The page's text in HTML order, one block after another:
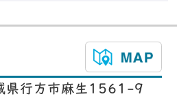
行方市麻生1561-9